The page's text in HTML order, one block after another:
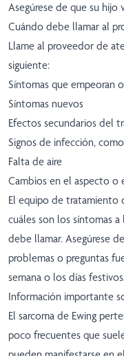
Asegúrese de que su hijo
Cuándo debe llamar al
Llame al proveedor de
siguiente:
Síntomas que empeoran
Síntomas nuevos
Efectos secundarios del
Signos de infección,
Falta de aire
Cambios en el aspecto o
El equipo de tratamiento
cuáles son los síntomas
debe llamar. Asegúrese
problemas o preguntas
semana o los días
Información importante
El sarcoma de Ewing
poco frecuentes que